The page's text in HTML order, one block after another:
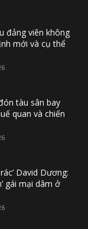
đảng viên không
mới và cụ thể
tàu sân bay
quan và chiến
David Dương:
gái mại dâm ở